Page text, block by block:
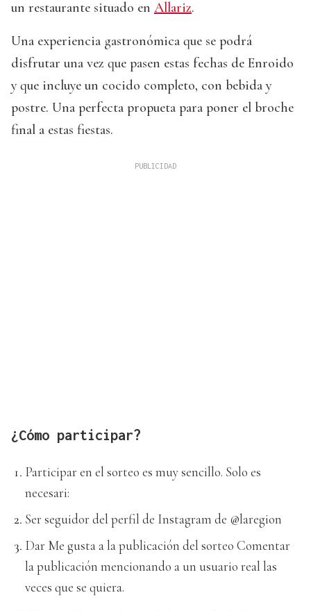
un restaurante situado en Allariz.
Una experiencia gastronómica que se podrá
disfrutar una vez que pasen estas fechas de Enroido
y que incluye un cocido completo, con bebida y
postre. Una perfecta propueta para poner el broche
final a estas fiestas.
¿Cómo participar?
Participar en el sorteo es muy sencillo. Solo es
necesari:
Ser seguidor del perfil de Instagram de @laregion
Dar Me gusta a la publicación del sorteo Comentar
la publicación mencionando a un usuario real las
veces que se quiera.